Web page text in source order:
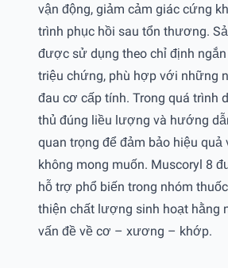
vận động, giảm cảm giác cứng
trình phục hồi sau tổn thương.
được sử dụng theo chỉ định
triệu chứng, phù hợp với những
đau cơ cấp tính. Trong quá trình
thủ đúng liều lượng và hướng
quan trọng để đảm bảo hiệu quả
không mong muốn. Muscoryl 8
hỗ trợ phổ biến trong nhóm
thiện chất lượng sinh hoạt hằng
vấn đề về cơ – xương – khớp.